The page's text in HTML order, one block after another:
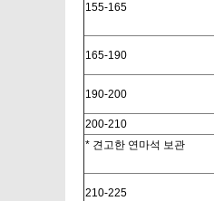
155-165
165-190
190-200
200-210
* 견고한 연마석 보관
210-225